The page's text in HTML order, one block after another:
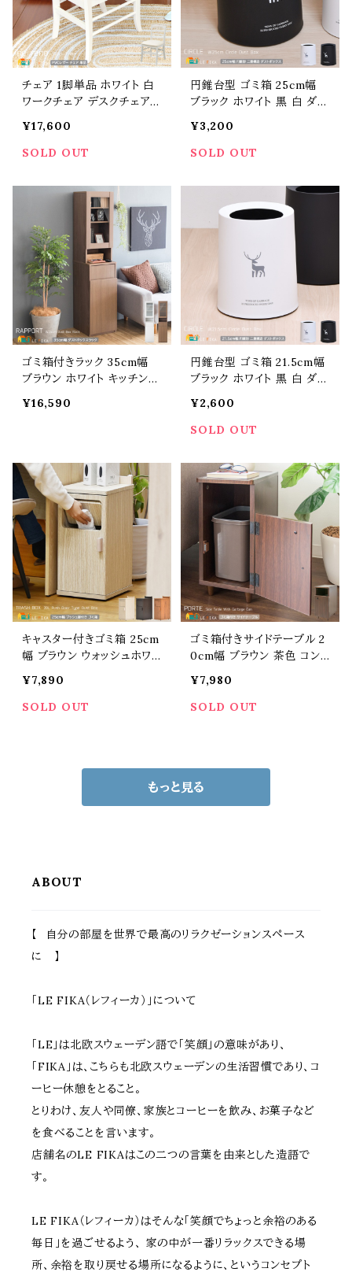
チェア 1脚単品 ホワイト 白
ワークチェア デスクチェア
欧 幅40.5cm 奥行53cm 高
さ81cm 座面高46cm リモ
ワーク 合皮 PVCレザー 椅
子 チェアー ワークチェアー
アームレスチェアー 肘置き
無し かわいい 送料無料
¥17,600
SOLD OUT
円錐台型 ゴミ箱 25cm幅
ブラック ホワイト 黒 白 ダス
ス 二重構造 幅25cm 奥行2
5cm 高さ31cm おすすめ お
ッシュ シンプル ベーシック
円型ゴミ箱 丸洗い可能 洗
えるゴミ箱 リビング キッチ
ン くずかご ごみ入れ
¥3,200
SOLD OUT
ゴミ箱付きラック 35cm幅
ブラウン ホワイト キッチン収
箱付きキッチンラック 扉付き
シュ 45リットルゴミ袋対応
プッシュ式扉 幅35cm 奥行
40cm 高さ160cm スリム
隙間収納 コンパクト 収納
¥16,590
円錐台型 ゴミ箱 21.5cm幅
ブラック ホワイト 黒 白 ダス
ス 二重構造 幅21.5cm 奥
行21.5cm 高さ26cm おす
リッシュ シンプル ベーシッ
ク 円型ゴミ箱 丸洗い可能
洗えるゴミ箱 リビング キッ
チン くずかご ごみ入れ
¥2,600
SOLD OUT
キャスター付きゴミ箱 25cm
幅 ブラウン ウォッシュホワイ
クス トラッシュボックス ごみ
ばこ くずかご ごみ入れ キャ
北欧 モダン 扉付きゴミ箱 2
¥7,890
SOLD OUT
ゴミ箱付きサイドテーブル 2
0cm幅 ブラウン 茶色 コン
ル ソファサイド ベッドサイド
デスクサイド おすすめ おし
m 奥行き29cm 高さ44.5c
m ゴミ箱付き机
¥7,980
SOLD OUT
もっと見る
ABOUT
【 自分の部屋を世界で最高のリラクゼーションスペース
に 】
「LE FIKA（レフィーカ）」について
「LE」は北欧スウェーデン語で「笑顔」の意味があり、
「FIKA」は、こちらも北欧スウェーデンの生活習慣であり、コ
ーヒー休憩をとること。
とりわけ、友人や同僚、家族とコーヒーを飲み、お菓子など
を食べることを言います。
店舗名のLE FIKAはこの二つの言葉を由来とした造語で
す。
LE FIKA（レフィーカ）はそんな「笑顔でちょっと余裕のある
毎日」を過ごせるよう、 家の中が一番リラックスできる場
所、余裕を取り戻せる場所になるように、というコンセプト